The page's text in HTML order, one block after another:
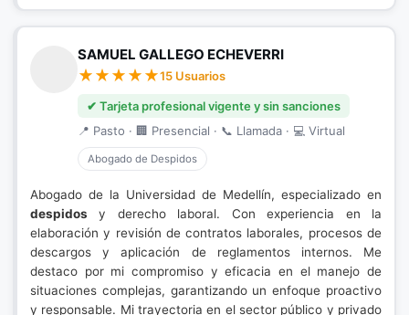
SAMUEL GALLEGO ECHEVERRI
15 Usuarios
✔ Tarjeta profesional vigente y sin sanciones
📍 Pasto · 🏢 Presencial · 📞 Llamada · 💻 Virtual
Abogado de Despidos
Abogado de la Universidad de Medellín, especializado en
despidos y derecho laboral. Con experiencia en la
elaboración y revisión de contratos laborales, procesos de
descargos y aplicación de reglamentos internos. Me
destaco por mi compromiso y eficacia en el manejo de
situaciones complejas, garantizando un enfoque proactivo
y responsable. Mi trayectoria en el sector público y privado